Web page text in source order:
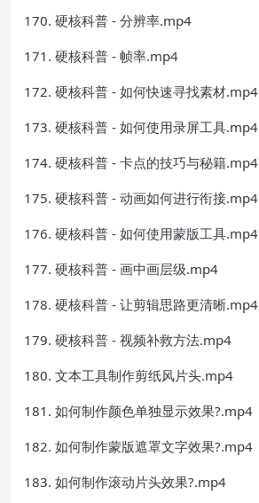
170. 硬核科普 - 分辨率.mp4
171. 硬核科普 - 帧率.mp4
172. 硬核科普 - 如何快速寻找素材.mp4
173. 硬核科普 - 如何使用录屏工具.mp4
174. 硬核科普 - 卡点的技巧与秘籍.mp4
175. 硬核科普 - 动画如何进行衔接.mp4
176. 硬核科普 - 如何使用蒙版工具.mp4
177. 硬核科普 - 画中画层级.mp4
178. 硬核科普 - 让剪辑思路更清晰.mp4
179. 硬核科普 - 视频补救方法.mp4
180. 文本工具制作剪纸风片头.mp4
181. 如何制作颜色单独显示效果?.mp4
182. 如何制作蒙版遮罩文字效果?.mp4
183. 如何制作滚动片头效果?.mp4